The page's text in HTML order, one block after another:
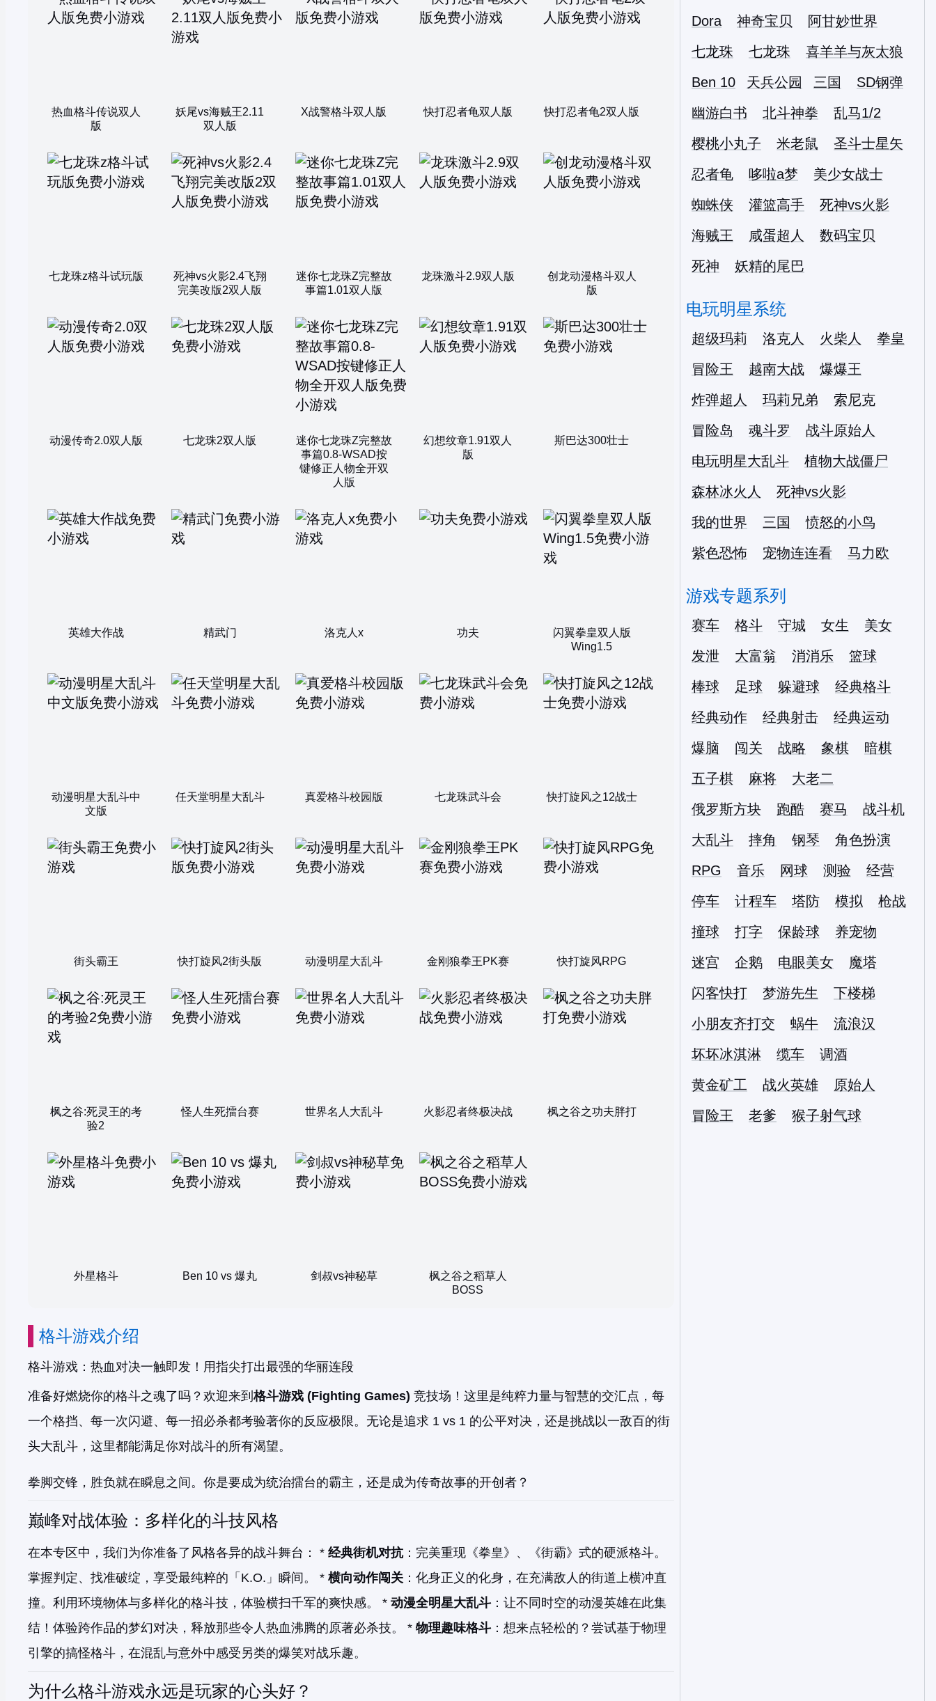
热血格斗传说双人
版
妖尾vs海贼王2.11
双人版
X战警格斗双人版 快打忍者龟双人版 快打忍者龟2双人版
七龙珠z格斗试玩版
死神vs火影2.4飞翔
完美改版2双人版
迷你七龙珠Z完整故
事篇1.01双人版
龙珠激斗2.9双人版
创龙动漫格斗双人
版
动漫传奇2.0双人版 七龙珠2双人版
迷你七龙珠Z完整故
事篇0.8-WSAD按
键修正人物全开双
人版
幻想纹章1.91双人
版
斯巴达300壮士
英雄大作战 精武门 洛克人x 功夫
闪翼拳皇双人版
Wing1.5
动漫明星大乱斗中
文版
任天堂明星大乱斗 真爱格斗校园版 七龙珠武斗会 快打旋风之12战士
街头霸王 快打旋风2街头版 动漫明星大乱斗 金刚狼拳王PK赛 快打旋风RPG
枫之谷:死灵王的考
验2
怪人生死擂台赛 世界名人大乱斗 火影忍者终极决战 枫之谷之功夫胖打
外星格斗 Ben 10 vs 爆丸 剑叔vs神秘草
枫之谷之稻草人
BOSS
格斗游戏介绍
格斗游戏：热血对决一触即发！用指尖打出最强的华丽连段
准备好燃烧你的格斗之魂了吗？欢迎来到格斗游戏 (Fighting Games) 竞技场！这里是纯粹力量与智慧的交汇点，每
一个格挡、每一次闪避、每一招必杀都考验著你的反应极限。无论是追求 1 vs 1 的公平对决，还是挑战以一敌百的街
头大乱斗，这里都能满足你对战斗的所有渴望。
拳脚交锋，胜负就在瞬息之间。你是要成为统治擂台的霸主，还是成为传奇故事的开创者？
巅峰对战体验：多样化的斗技风格
在本专区中，我们为你准备了风格各异的战斗舞台： * 经典街机对抗：完美重现《拳皇》、《街霸》式的硬派格斗。
掌握判定、找准破绽，享受最纯粹的「K.O.」瞬间。 * 横向动作闯关 ：化身正义的化身，在充满敌人的街道上横冲直
撞。利用环境物体与多样化的格斗技，体验横扫千军的爽快感。 * 动漫全明星大乱斗 ：让不同时空的动漫英雄在此集
结！体验跨作品的梦幻对决，释放那些令人热血沸腾的原著必杀技。 * 物理趣味格斗 ：想来点轻松的？尝试基于物理
引擎的搞怪格斗，在混乱与意外中感受另类的爆笑对战乐趣。
为什么格斗游戏永远是玩家的心头好？
Dora
神奇宝贝
阿甘妙世界
七龙珠
七龙珠
喜羊羊与灰太狼
Ben 10
天兵公园 三国
SD钢弹
幽游白书
北斗神拳
乱马1/2
樱桃小丸子
米老鼠
圣斗士星矢
忍者龟
哆啦a梦
美少女战士
蜘蛛侠
灌篮高手
死神vs火影
海贼王
咸蛋超人
数码宝贝
死神
妖精的尾巴
电玩明星系统
超级玛莉 洛克人 火柴人
拳皇
冒险王
越南大战
爆爆王
炸弹超人
玛莉兄弟
索尼克
冒险岛
魂斗罗
战斗原始人
电玩明星大乱斗
植物大战僵尸
森林冰火人
死神vs火影
我的世界
三国
愤怒的小鸟
紫色恐怖
宠物连连看 马力欧
游戏专题系列
赛车 格斗 守城 女生
美女
发泄
大富翁 消消乐
篮球
棒球
足球 躲避球
经典格斗
经典动作
经典射击
经典运动
爆脑
闯关 战略 象棋
暗棋
五子棋
麻将
大老二
俄罗斯方块
跑酷 赛马
战斗机
大乱斗
摔角 钢琴
角色扮演
RPG
音乐 网球 测验
经营
停车
计程车 塔防 模拟
枪战
撞球
打字 保龄球
养宠物
迷宫
企鹅 电眼美女
魔塔
闪客快打
梦游先生
下楼梯
小朋友齐打交
蜗牛
流浪汉
坏坏冰淇淋
缆车
调酒
黄金矿工
战火英雄
原始人
冒险王
老爹 猴子射气球